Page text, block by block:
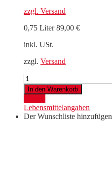
zzgl. Versand
0,75 Liter89,00 €
inkl. USt.
zzgl. Versand
Blaufränkisch
M56
Ried
Marienthal
2021
Menge
In den Warenkorb
Lebensmittelangaben
Der Wunschliste hinzufügen